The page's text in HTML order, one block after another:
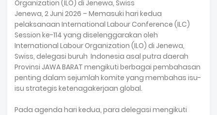
Organization (ILO) di Jenewa, Swiss
Jenewa, 2 Juni 2026 – Memasuki hari kedua
pelaksanaan International Labour Conference (ILC)
Session ke-114 yang diselenggarakan oleh
International Labour Organization (ILO) di Jenewa,
Swiss, delegasi buruh Indonesia asal putra daerah
Provinsi JAWA BARAT mengikuti berbagai pembahasan
penting dalam sejumlah komite yang membahas isu-
isu strategis ketenagakerjaan global.
Pada agenda hari kedua, para delegasi mengikuti